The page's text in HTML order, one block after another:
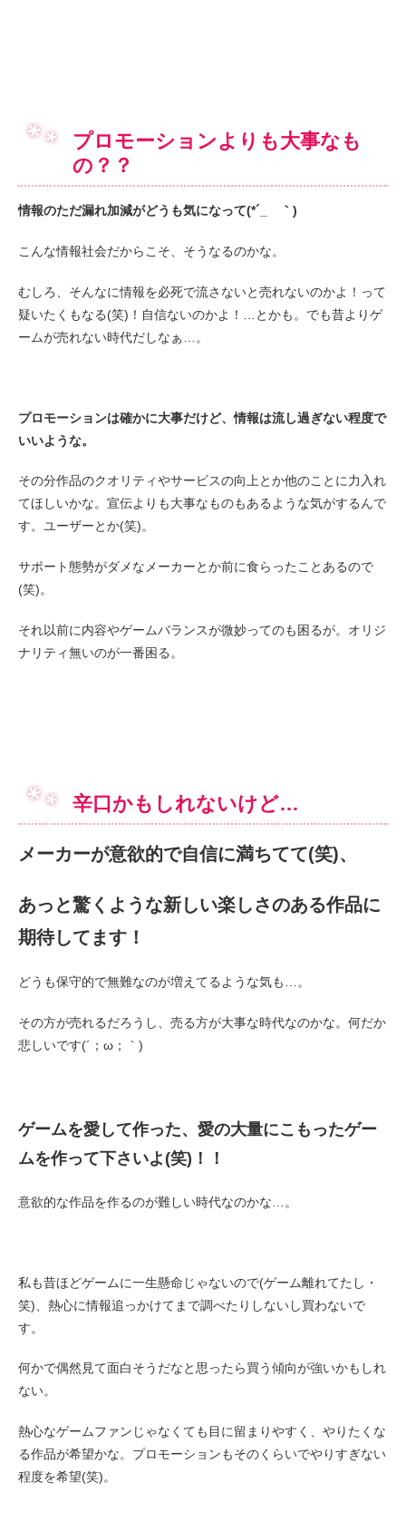
プロモーションよりも大事なも
の？？
情報のただ漏れ加減がどうも気になって(*´_ゝ｀)
こんな情報社会だからこそ、そうなるのかな。
むしろ、そんなに情報を必死で流さないと売れないのかよ！って
疑いたくもなる(笑)！自信ないのかよ！…とかも。でも昔よりゲ
ームが売れない時代だしなぁ…。
プロモーションは確かに大事だけど、情報は流し過ぎない程度で
いいような。
その分作品のクオリティやサービスの向上とか他のことに力入れ
てほしいかな。宣伝よりも大事なものもあるような気がするんで
す。ユーザーとか(笑)。
サポート態勢がダメなメーカーとか前に食らったことあるので
(笑)。
それ以前に内容やゲームバランスが微妙ってのも困るが。オリジ
ナリティ無いのが一番困る。
辛口かもしれないけど…
メーカーが意欲的で自信に満ちてて(笑)、
あっと驚くような新しい楽しさのある作品に
期待してます！
どうも保守的で無難なのが増えてるような気も…。
その方が売れるだろうし、売る方が大事な時代なのかな。何だか
悲しいです(´；ω；｀)
ゲームを愛して作った、愛の大量にこもったゲー
ムを作って下さいよ(笑)！！
意欲的な作品を作るのが難しい時代なのかな…。
私も昔ほどゲームに一生懸命じゃないので(ゲーム離れてたし・
笑)、熱心に情報追っかけてまで調べたりしないし買わないで
す。
何かで偶然見て面白そうだなと思ったら買う傾向が強いかもしれ
ない。
熱心なゲームファンじゃなくても目に留まりやすく、やりたくな
る作品が希望かな。プロモーションもそのくらいでやりすぎない
程度を希望(笑)。